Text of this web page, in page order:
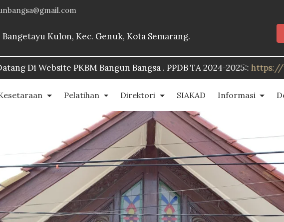
Bangetayu Kulon, Kec. Genuk, Kota Semarang.
Bangsa . PPDB TA 2024-2025::https://
Pelatihan Direktori SIAKAD Informasi